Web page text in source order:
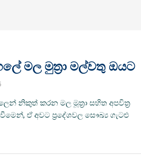
මල මුත්‍රා මල්වතු ඔයට
නිකුත් කරන මල මූත්‍රා සහිත අපවිත්‍ර
ඒ අවට ප්‍රදේශවල සෞඛ්‍ය ගැටළු